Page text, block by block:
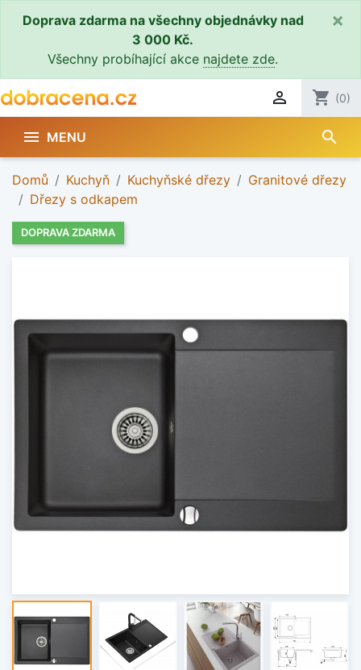
Doprava zdarma na všechny objednávky nad
3 000 Kč.
Všechny probíhající akce najdete zde.
×
 shopping_cart (0)
 MENU search
Domů Kuchyň Kuchyňské dřezy
Granitové dřezy
Dřezy s odkapem
DOPRAVA ZDARMA